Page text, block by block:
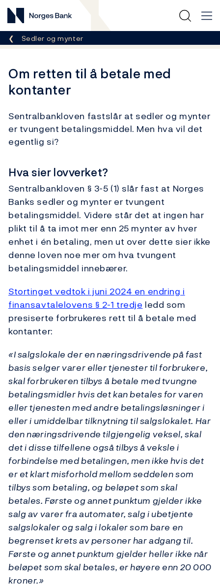
Norges Bank
Her er du nå:
Sedler og mynter
Om retten til å betale med
kontanter
Sentralbankloven fastslår at sedler og mynter
er tvungent betalingsmiddel. Men hva vil det
egentlig si?
Hva sier lovverket?
Sentralbankloven § 3-5 (1) slår fast at Norges
Banks sedler og mynter er tvungent
betalingsmiddel. Videre står det at ingen har
plikt til å ta imot mer enn 25 mynter av hver
enhet i én betaling, men ut over dette sier ikke
denne loven noe mer om hva tvungent
betalingsmiddel innebærer.
Stortinget vedtok i juni 2024 en endring i
finansavtalelovens § 2-1 tredje ledd som
presiserte forbrukeres rett til å betale med
kontanter:
«I salgslokale der en næringsdrivende på fast
basis selger varer eller tjenester til forbrukere,
skal forbrukeren tilbys å betale med tvungne
betalingsmidler hvis det kan betales for varen
eller tjenesten med andre betalingsløsninger i
eller i umiddelbar tilknytning til salgslokalet. Har
den næringsdrivende tilgjengelig veksel, skal
det i disse tilfellene også tilbys å veksle i
forbindelse med betalingen, men ikke hvis det
er et klart misforhold mellom seddelen som
tilbys som betaling, og beløpet som skal
betales. Første og annet punktum gjelder ikke
salg av varer fra automater, salg i ubetjente
salgslokaler og salg i lokaler som bare en
begrenset krets av personer har adgang til.
Første og annet punktum gjelder heller ikke når
beløpet som skal betales, er høyere enn 20 000
kroner.»